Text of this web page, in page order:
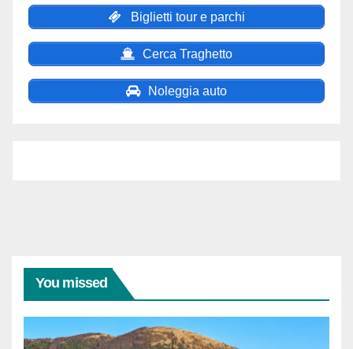
Biglietti tour e parchi
Cerca Traghetto
Noleggia auto
You missed